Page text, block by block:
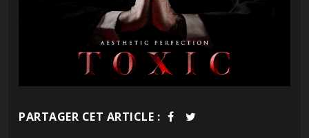
PARTAGER CET ARTICLE :